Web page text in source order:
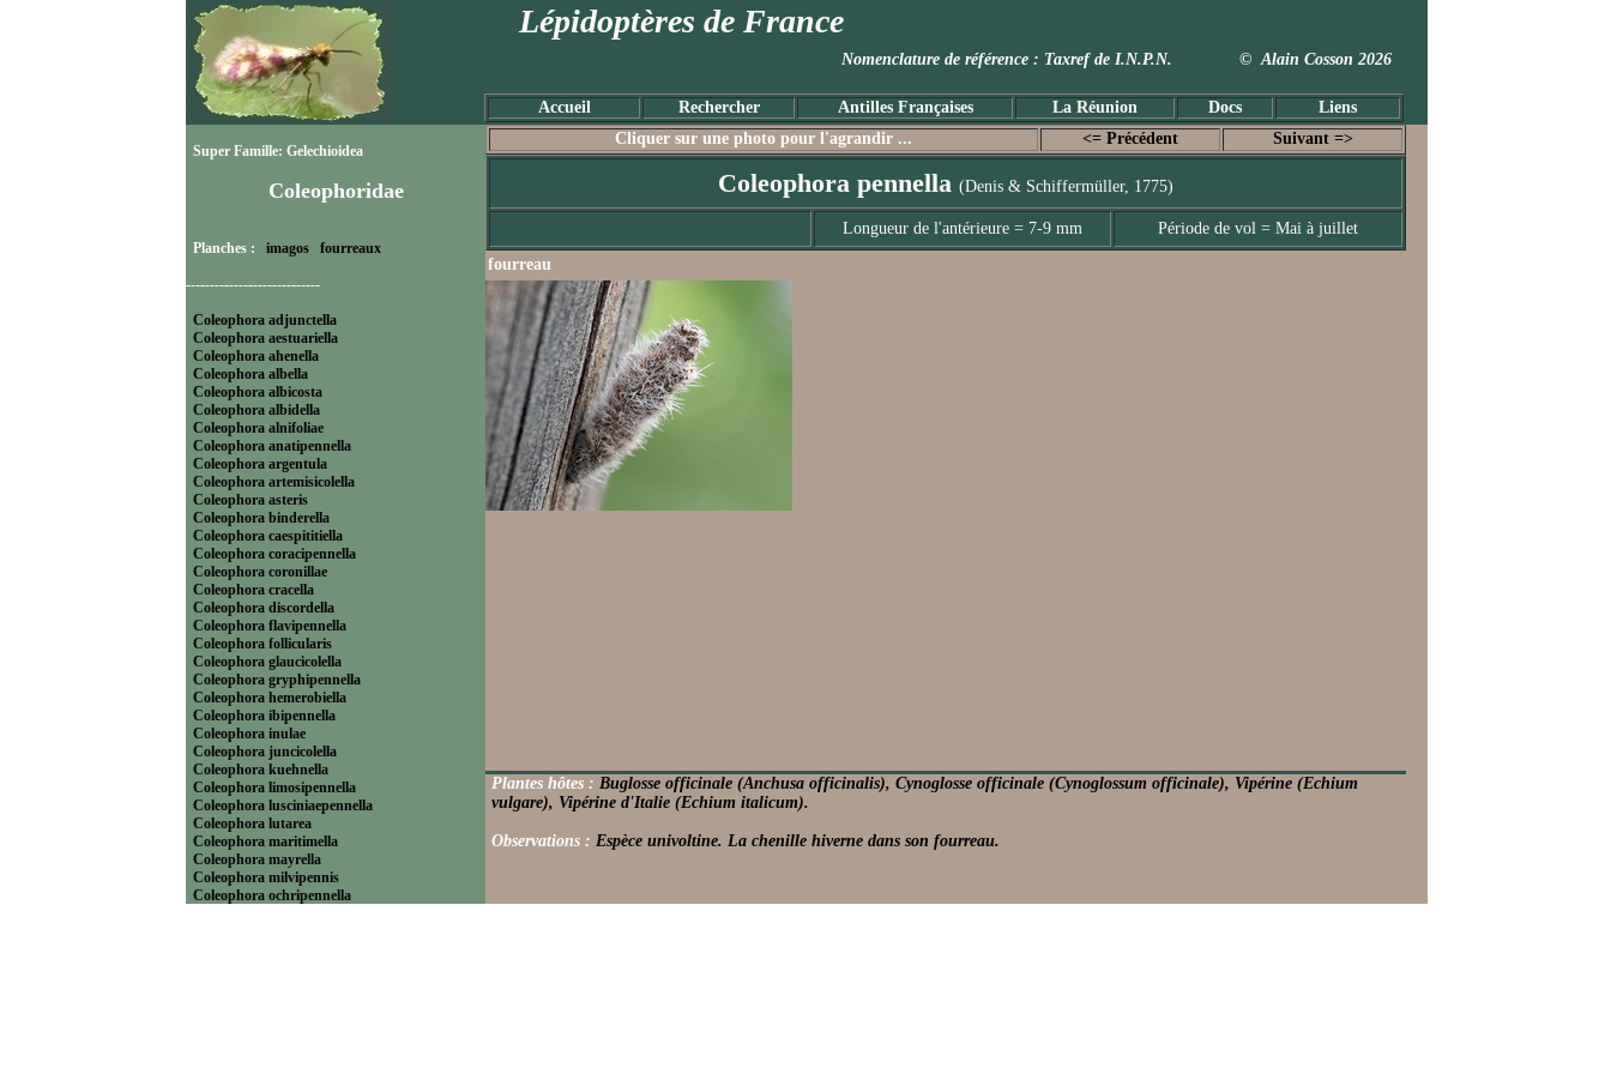
Lépidoptères de France
Nomenclature de référence : Taxref de I.N.P.N. © Alain Cosson 2026
Accueil Rechercher Antilles Françaises La Réunion Docs Liens
Super Famille: Gelechioidea
Coleophoridae
Planches : imagos fourreaux
----------------------------
Coleophora adjunctella
Coleophora aestuariella
Coleophora ahenella
Coleophora albella
Coleophora albicosta
Coleophora albidella
Coleophora alnifoliae
Coleophora anatipennella
Coleophora argentula
Coleophora artemisicolella
Coleophora asteris
Coleophora binderella
Coleophora caespititiella
Coleophora coracipennella
Coleophora coronillae
Coleophora cracella
Coleophora discordella
Coleophora flavipennella
Coleophora follicularis
Coleophora glaucicolella
Coleophora gryphipennella
Coleophora hemerobiella
Coleophora ibipennella
Coleophora inulae
Coleophora juncicolella
Coleophora kuehnella
Coleophora limosipennella
Coleophora lusciniaepennella
Coleophora lutarea
Coleophora maritimella
Coleophora mayrella
Coleophora milvipennis
Coleophora ochripennella
Cliquer sur une photo pour l'agrandir ... <= Précédent Suivant =>
Coleophora pennella (Denis & Schiffermüller, 1775)
Longueur de l'antérieure = 7-9 mm
Période de vol = Mai à juillet
fourreau
Plantes hôtes : Buglosse officinale (Anchusa officinalis), Cynoglosse officinale (Cynoglossum officinale), Vipérine (Echium
vulgare), Vipérine d'Italie (Echium italicum).
Observations : Espèce univoltine. La chenille hiverne dans son fourreau.